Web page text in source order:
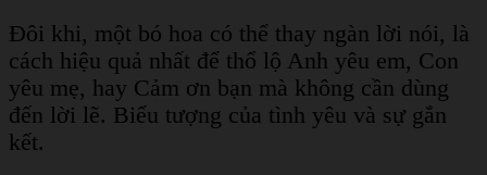
Đôi khi, một bó hoa có thể thay ngàn lời nói, là
cách hiệu quả nhất để thổ lộ Anh yêu em, Con
yêu mẹ, hay Cảm ơn bạn mà không cần dùng
đến lời lẽ. Biểu tượng của tình yêu và sự gắn
kết.